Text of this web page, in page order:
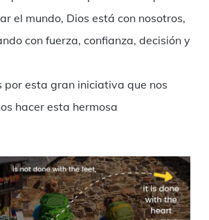
el mundo, Dios está con nosotros,
con fuerza, confianza, decisión y
por esta gran iniciativa que nos
hacer esta hermosa